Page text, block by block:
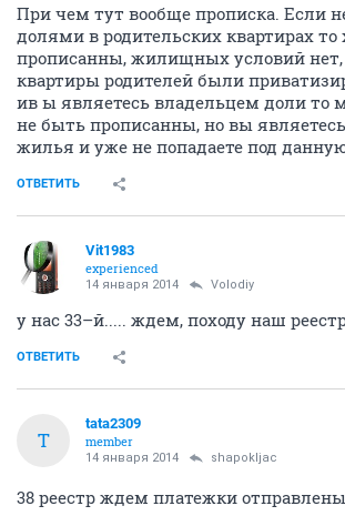
При чем тут вообще прописка. Если
долями в родительских квартирах то
прописанны, жилищных условий нет,
квартиры родителей были
ив ы являетесь владельцем доли то
не быть прописанны, но вы
жилья и уже не попадаете под
ОТВЕТИТЬ
Vit1983
experienced
14 января 2014 Volodiy
у нас 33–й..... ждем, походу наш
ОТВЕТИТЬ
T
tata2309
member
14 января 2014 shapokljac
38 реестр ждем платежки отправлены